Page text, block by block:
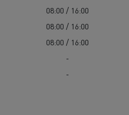
08:00 / 16:00
08:00 / 16:00
08:00 / 16:00
-
-